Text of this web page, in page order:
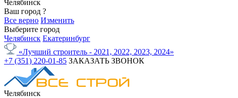
Челябинск
Ваш город ?
Все верно Изменить
Выберите город
Челябинск Екатеринбург
«Лучший строитель - 2021, 2022, 2023, 2024»
+7 (351) 220-01-85 ЗАКАЗАТЬ ЗВОНОК
Челябинск